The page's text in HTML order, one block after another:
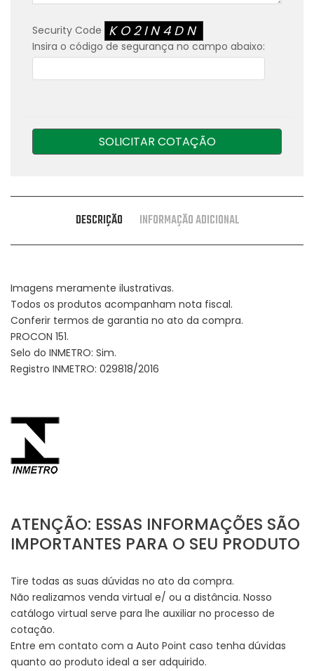
Security Code KO2IN4DN
Insira o código de segurança no campo abaixo:
SOLICITAR COTAÇÃO
DESCRIÇÃO INFORMAÇÃO ADICIONAL
Imagens meramente ilustrativas.
Todos os produtos acompanham nota fiscal.
Conferir termos de garantia no ato da compra.
PROCON 151.
Selo do INMETRO: Sim.
Registro INMETRO: 029818/2016
ATENÇÃO: ESSAS INFORMAÇÕES SÃO
IMPORTANTES PARA O SEU PRODUTO
Tire todas as suas dúvidas no ato da compra.
Não realizamos venda virtual e/ ou a distância. Nosso
catálogo virtual serve para lhe auxiliar no processo de
cotação.
Entre em contato com a Auto Point caso tenha dúvidas
quanto ao produto ideal a ser adquirido.